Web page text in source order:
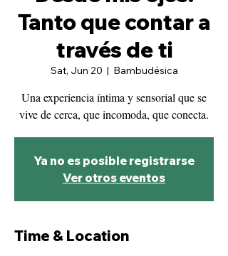
Tanto que contar a
través de ti
Sat, Jun 20
  |
Bambudésica
Una experiencia íntima y sensorial que se
vive de cerca, que incomoda, que conecta.
Ya no es posible registrarse
Ver otros eventos
Time & Location